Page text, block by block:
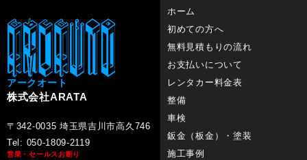
アークオート
株式会社ARATA
〒342-0035 埼玉県吉川市高久746
Tel: 050-1809-2119
営業・セールスお断り
ホーム
初めての方へ
無料見積もりの流れ
お支払いについて
レンタカー料金表
整備
車検
鈑金（板金）・塗装
施工事例